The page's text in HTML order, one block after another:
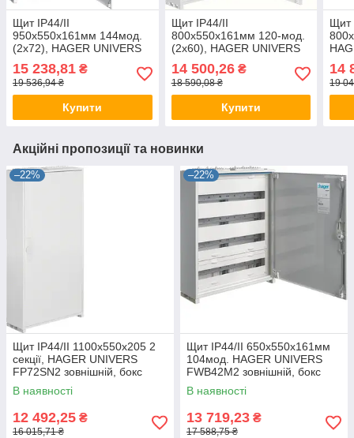
Щит IP44/II
950x550x161мм 144мод.
(2x72), HAGER UNIVERS
настінний, шафа метал
(rozetka)
15 238,81 ₴
19 536,94 ₴
Купити
Щит IP44/II
800x550x161мм 120-мод.
(2x60), HAGER UNIVERS
настінний, шафа метал
(rozetka)
14 500,26₴
18 590,08 ₴
Купити
Щит
14
19
Акційні пропозиції та новинки
–22%
Щит IP44/II 1100x550x205 2
секції, HAGER UNIVERS
FP72SN2 зовнішній, бокс
Хагер настінний, шафа
метал (rozetka)
В наявності
12 492,25 ₴
16 015,71 ₴
–22%
Щит IP44/II 650x550x161мм
104мод. HAGER UNIVERS
FWB42M2 зовнішній, бокс
Хагер настінний, шафа
метал (rozetka)
В наявності
13 719,23 ₴
17 588,75 ₴